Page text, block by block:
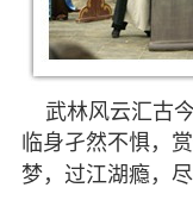
武林风云汇古
临身孑然不惧，
梦，过江湖瘾，